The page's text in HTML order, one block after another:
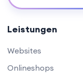
Leistungen
Websites
Onlineshops